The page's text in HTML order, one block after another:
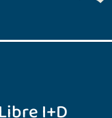
I+D